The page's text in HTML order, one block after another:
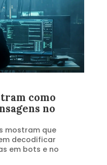
como
no
mostram que
decodificar
em bots e no